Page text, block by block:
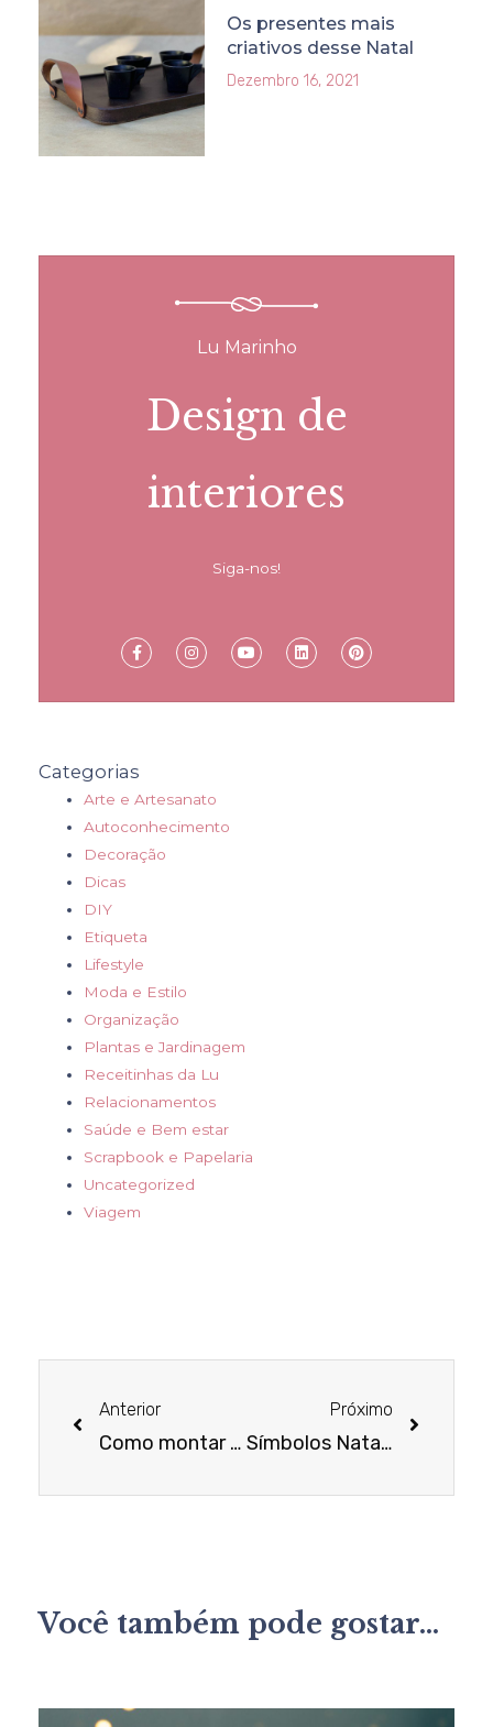
Os presentes mais
criativos desse Natal
Dezembro 16, 2021
Lu Marinho
Design de
interiores
Siga-nos!
Categorias
Arte e Artesanato
Autoconhecimento
Decoração
Dicas
DIY
Etiqueta
Lifestyle
Moda e Estilo
Organização
Plantas e Jardinagem
Receitinhas da Lu
Relacionamentos
Saúde e Bem estar
Scrapbook e Papelaria
Uncategorized
Viagem
Anterior
Como montar uma adega em casa
Próximo
Símbolos Natalinos e seus significados
Você também pode gostar...